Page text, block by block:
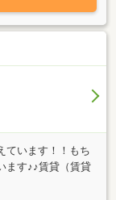
ています！！もち
ます♪♪賃貸（賃貸
・貸店舗）だけで